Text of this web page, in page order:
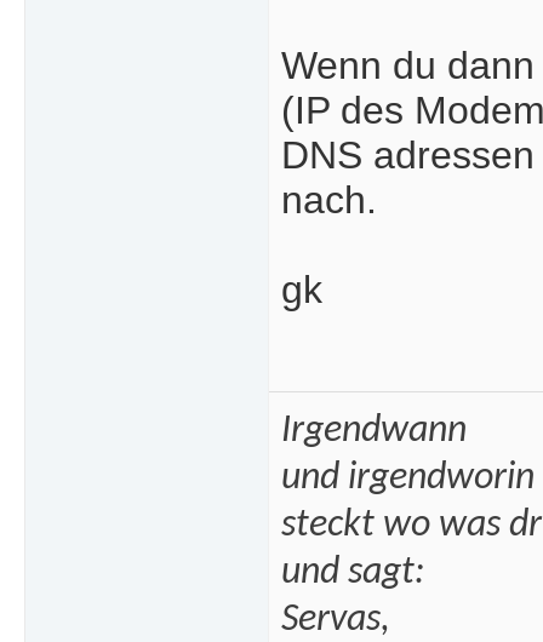
Wenn du
(IP des
DNS
nach.
gk
Irgendwann
und irgendworin
steckt wo was
und sagt:
Servas,